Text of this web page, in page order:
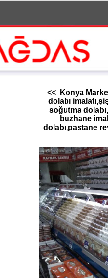
<< Konya
dolabı
soğutma
buzhane
dolabı,pastane